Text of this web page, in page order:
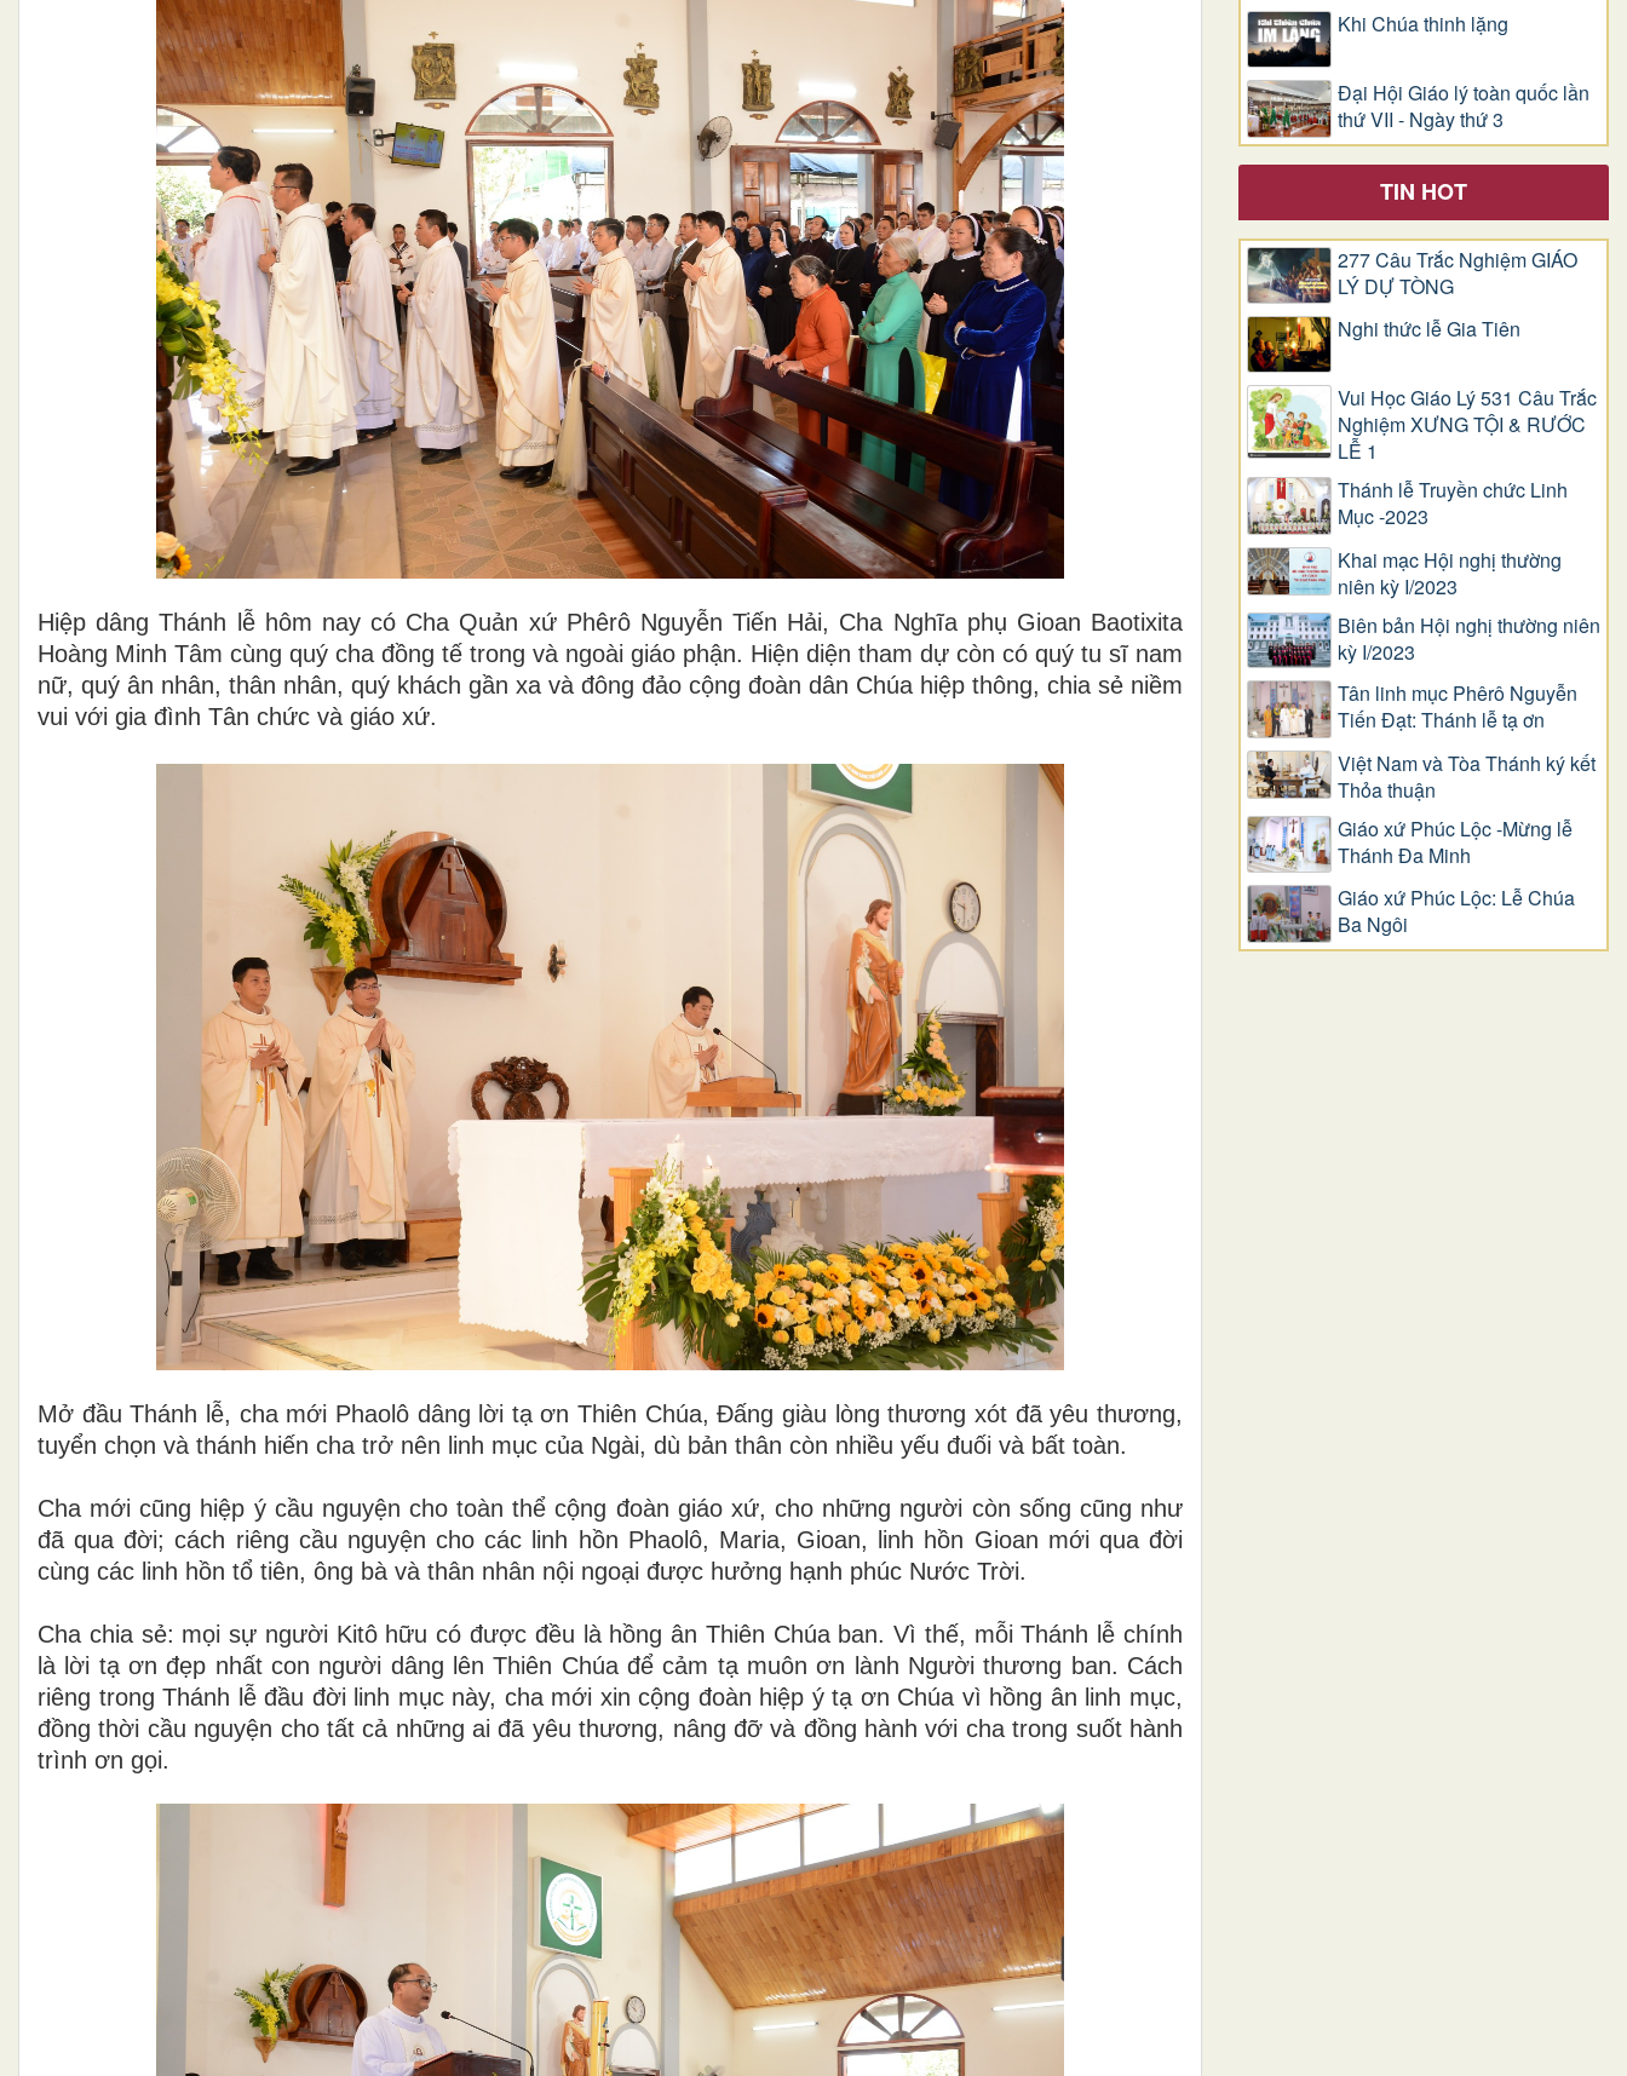
Hiệp dâng Thánh lễ hôm nay có Cha Quản xứ Phêrô Nguyễn Tiến Hải, Cha Nghĩa phụ Gioan Baotixita
Hoàng Minh Tâm cùng quý cha đồng tế trong và ngoài giáo phận. Hiện diện tham dự còn có quý tu sĩ nam
nữ, quý ân nhân, thân nhân, quý khách gần xa và đông đảo cộng đoàn dân Chúa hiệp thông, chia sẻ niềm
vui với gia đình Tân chức và giáo xứ.
Mở đầu Thánh lễ, cha mới Phaolô dâng lời tạ ơn Thiên Chúa, Đấng giàu lòng thương xót đã yêu thương,
tuyển chọn và thánh hiến cha trở nên linh mục của Ngài, dù bản thân còn nhiều yếu đuối và bất toàn.
Cha mới cũng hiệp ý cầu nguyện cho toàn thể cộng đoàn giáo xứ, cho những người còn sống cũng như
đã qua đời; cách riêng cầu nguyện cho các linh hồn Phaolô, Maria, Gioan, linh hồn Gioan mới qua đời
cùng các linh hồn tổ tiên, ông bà và thân nhân nội ngoại được hưởng hạnh phúc Nước Trời.
Cha chia sẻ: mọi sự người Kitô hữu có được đều là hồng ân Thiên Chúa ban. Vì thế, mỗi Thánh lễ chính
là lời tạ ơn đẹp nhất con người dâng lên Thiên Chúa để cảm tạ muôn ơn lành Người thương ban. Cách
riêng trong Thánh lễ đầu đời linh mục này, cha mới xin cộng đoàn hiệp ý tạ ơn Chúa vì hồng ân linh mục,
đồng thời cầu nguyện cho tất cả những ai đã yêu thương, nâng đỡ và đồng hành với cha trong suốt hành
trình ơn gọi.
Khi Chúa thinh lặng
Đại Hội Giáo lý toàn quốc lần
thứ VII - Ngày thứ 3
TIN HOT
277 Câu Trắc Nghiệm GIÁO
LÝ DỰ TÒNG
Nghi thức lễ Gia Tiên
Vui Học Giáo Lý 531 Câu Trắc
Nghiệm XƯNG TỘI & RƯỚC
LỄ 1
Thánh lễ Truyền chức Linh
Mục -2023
Khai mạc Hội nghị thường
niên kỳ I/2023
Biên bản Hội nghị thường niên
kỳ I/2023
Tân linh mục Phêrô Nguyễn
Tiến Đạt: Thánh lễ tạ ơn
Việt Nam và Tòa Thánh ký kết
Thỏa thuận
Giáo xứ Phúc Lộc -Mừng lễ
Thánh Đa Minh
Giáo xứ Phúc Lộc: Lễ Chúa
Ba Ngôi